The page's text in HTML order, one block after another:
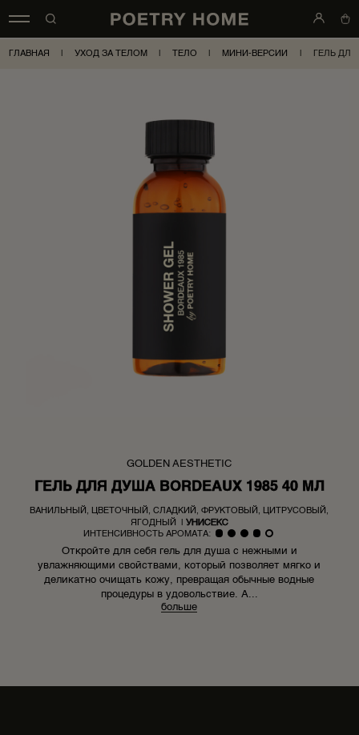
ГЛАВНАЯ УХОД ЗА ТЕЛОМ ТЕЛО МИНИ-ВЕРСИИ ГЕЛЬ ДЛЯ
GOLDEN AESTHETIC
ГЕЛЬ ДЛЯ ДУША BORDEAUX 1985 40 МЛ
ВАНИЛЬНЫЙ, ЦВЕТОЧНЫЙ, СЛАДКИЙ, ФРУКТОВЫЙ, ЦИТРУСОВЫЙ,
ЯГОДНЫЙ
УНИСЕКС
ИНТЕНСИВНОСТЬ АРОМАТА:
Откройте для себя гель для душа с нежными и
увлажняющими свойствами, который позволяет мягко и
деликатно очищать кожу, превращая обычные водные
процедуры в удовольствие. А...
больше